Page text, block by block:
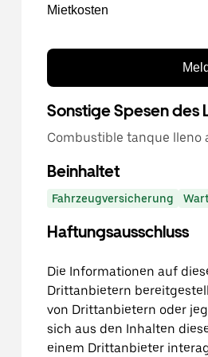
Mietkosten
Sonstige Spesen des
Combustible tanque lleno
Beinhaltet
Fahrzeugversicherung
Haftungsausschluss
Die Informationen auf
Drittanbietern
von Drittanbietern oder
sich aus den Inhalten
einem Drittanbieter